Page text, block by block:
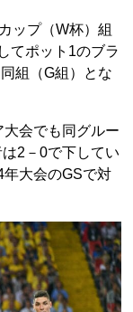
ップ（W杯）組
てポット1のブラ
組（G組）とな
会でも同グルー
2－0で下してい
年大会のGSで対